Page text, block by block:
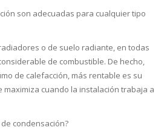
son adecuadas para cualquier tipo
o de suelo radiante, en todas
de combustible. De hecho,
de calefacción, más rentable es su
maximiza cuando la instalación trabaja a
condensación?